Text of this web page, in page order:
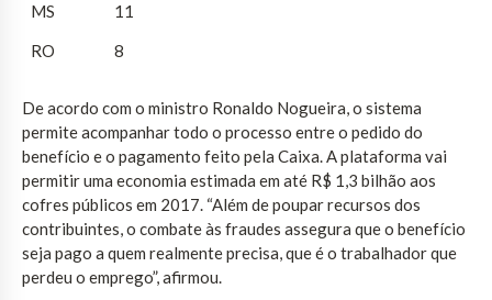
MS
11
RO
8
De acordo com o ministro Ronaldo Nogueira, o sistema
permite acompanhar todo o processo entre o pedido do
benefício e o pagamento feito pela Caixa. A plataforma vai
permitir uma economia estimada em até R$ 1,3 bilhão aos
cofres públicos em 2017. “Além de poupar recursos dos
contribuintes, o combate às fraudes assegura que o benefício
seja pago a quem realmente precisa, que é o trabalhador que
perdeu o emprego”, afirmou.